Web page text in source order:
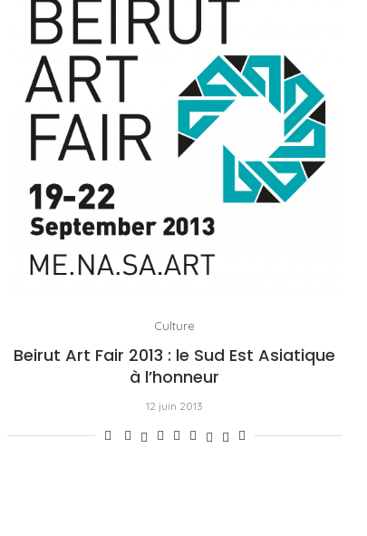
Culture
Beirut Art Fair 2013 : le Sud Est Asiatique
à l’honneur
12 juin 2013